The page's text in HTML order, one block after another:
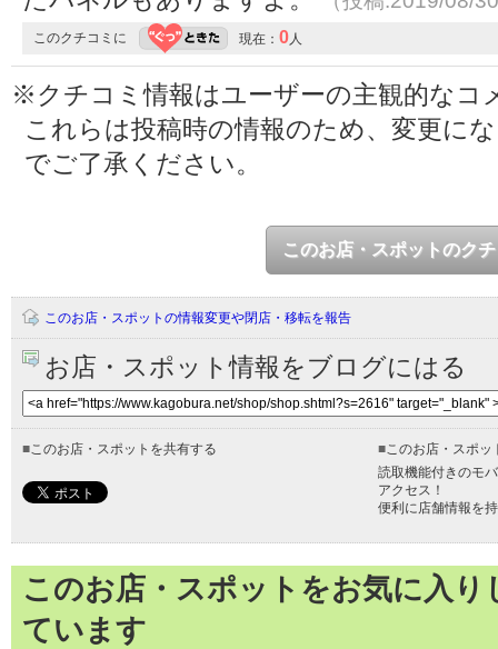
このクチコミに 現在： 0人
※クチコミ情報はユーザーの主観的なコ
これらは投稿時の情報のため、変更に
でご了承ください。
このお店・スポットのク
このお店・スポットの情報変更や閉店・移転を報告
お店・スポット情報をブログにはる
■このお店・スポットを共有する ■このお店・スポッ
読取機能付きのモ
アクセス！
便利に店舗情報を
このお店・スポットをお気に入
ています